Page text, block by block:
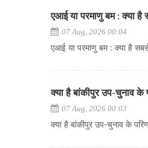
एआई या परमाणु बम : क्या है
07 Aug, 2026 00:04
एआई या परमाणु बम : क्या है
क्या है बांकीपुर उप-चुनाव के
07 Aug, 2026 00:03
क्या है बांकीपुर उप-चुनाव के